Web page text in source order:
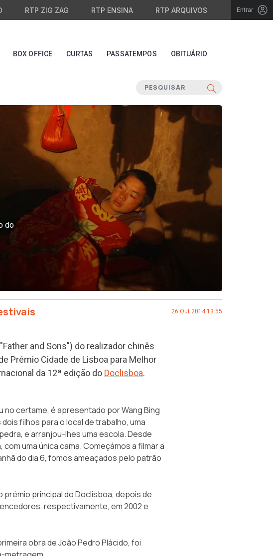
RTP ZIG ZAG RTP ENSINA RTP ARQUIVOS Entrar
BOX OFFICE CURTAS PASSATEMPOS OBITUÁRIO
do
26 Out 2014 13:55
and Sons") do realizador chinês
Prémio Cidade de Lisboa para Melhor
da 12ª edição do Doclisboa.
certame, é apresentado por Wang Bing
dois filhos para o local de trabalho, uma
e arranjou-lhes uma escola. Desde
uma única cama. Começámos a filmar a
do dia 6, fomos ameaçados pelo patrão
prémio principal do Doclisboa, depois de
respectivamente, em 2002 e
obra de João Pedro Plácido, foi